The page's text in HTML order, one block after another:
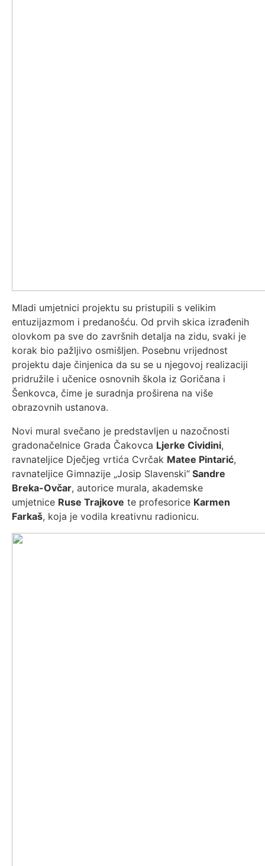
Mladi umjetnici projektu su pristupili s velikim
entuzijazmom i predanošću. Od prvih skica izrađenih
olovkom pa sve do završnih detalja na zidu, svaki je
korak bio pažljivo osmišljen. Posebnu vrijednost
projektu daje činjenica da su se u njegovoj realizaciji
pridružile i učenice osnovnih škola iz Goričana i
Šenkovca, čime je suradnja proširena na više
obrazovnih ustanova.
Novi mural svečano je predstavljen u nazočnosti
gradonačelnice Grada Čakovca Ljerke Cividini,
ravnateljice Dječjeg vrtića Cvrčak Matee Pintarić,
ravnateljice Gimnazije „Josip Slavenski“ Sandre
Breka-Ovčar, autorice murala, akademske
umjetnice Ruse Trajkove te profesorice Karmen
Farkaš, koja je vodila kreativnu radionicu.